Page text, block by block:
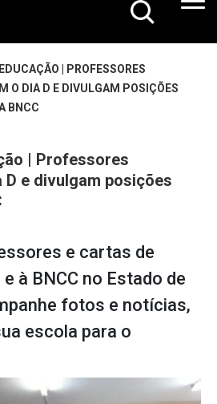
| PROFESSORES
O DIA D E DIVULGAM POSIÇÕES
BNCC
| Professores
D e divulgam posições
e cartas de
à BNCC no Estado de
fotos e notícias,
escola para o